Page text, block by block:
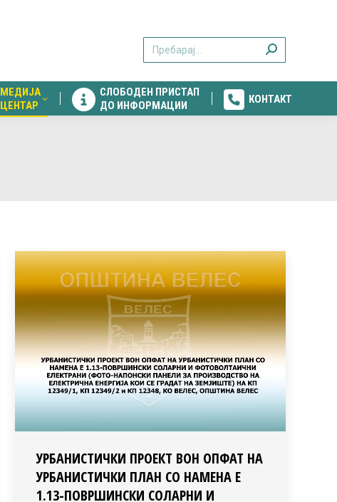
МЕДИЈА
ЦЕНТАР
СЛОБОДЕН ПРИСТАП
ДО ИНФОРМАЦИИ
КОНТАКТ
УРБАНИСТИЧКИ ПРОЕКТ ВОН ОПФАТ НА
УРБАНИСТИЧКИ ПЛАН СО НАМЕНА Е
1.13-ПОВРШИНСКИ СОЛАРНИ И